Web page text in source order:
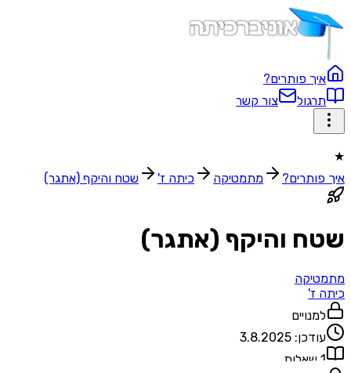
איך פותרים?
תרגול
צור קשר
★
איך פותרים?
מתמטיקה כיתה ז' שטח והיקף (אתגר)
שטח והיקף (אתגר)
מתמטיקה
כיתה ז'
למנויים
עודכן: 3.8.2025
1 שאלות